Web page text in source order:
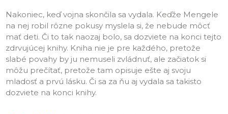
Nakoniec, keď vojna skončila sa vydala. Keďže Mengele
na nej robil rôzne pokusy myslela si, že nebude môcť
mať deti. Či to tak naozaj bolo, sa dozviete na konci tejto
zdrvujúcej knihy. Kniha nie je pre každého, pretože
slabé povahy by ju nemuseli zvládnuť, ale začiatok si
môžu prečítať, pretože tam opisuje ešte aj svoju
mladosť a prvú lásku. Či sa za ňu aj vydala sa takisto
dozviete na konci knihy.